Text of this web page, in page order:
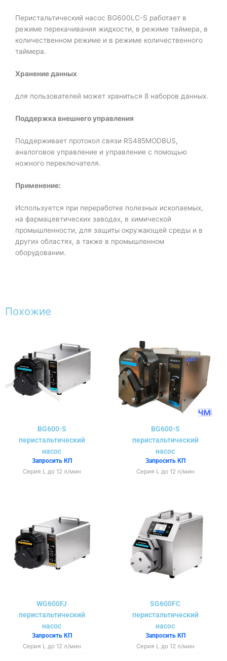
Перистальтический насос BG600LC-S работает в
режиме перекачивания жидкости, в режиме таймера, в
количественном режиме и в режиме количественного
таймера.
Хранение данных
для пользователей может храниться 8 наборов данных.
Поддержка внешнего управления
Поддерживает протокол связи RS485MODBUS,
аналоговое управление и управление с помощью
ножного переключателя.
Применение:
Используется при переработке полезных ископаемых,
на фармацевтических заводах, в химической
промышленности, для защиты окружающей среды и в
других областях, а также в промышленном
оборудовании.
Похожие
BG600-S
перистальтический
насос
Запросить КП
Серия L до 12 л/мин
BG600-S
перистальтический
насос
Запросить КП
Серия L до 12 л/мин
WG600FJ
перистальтический
насос
Запросить КП
Серия L до 12 л/мин
SG600FC
перистальтический
насос
Запросить КП
Серия L до 12 л/мин